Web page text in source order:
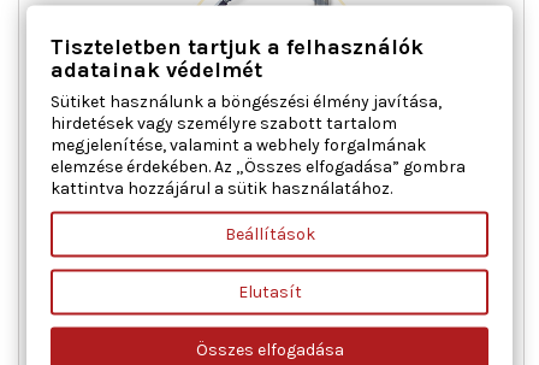
AC ROLCAR 01.1721 ABLAKEMELŐ BAL ELSŐ FIAT
Ajtók száma : 2, Beépítési oldal : bal első, Kiegészítő
cikk/kiegészítő info : Villanymotorral, Működési mód :
elektromos, Tömeg [kg] : 1,196
Ár
32 867 FtNormál
73 038 Ft
Tiszteletben tartjuk a felhasználók
adatainak védelmét
Sütiket használunk a böngészési élmény javítása,
hirdetések vagy személyre szabott tartalom
megjelenítése, valamint a webhely forgalmának
elemzése érdekében. Az „Összes elfogadása” gombra
kattintva hozzájárul a sütik használatához.
Beállítások
Elutasít
Összes elfogadása